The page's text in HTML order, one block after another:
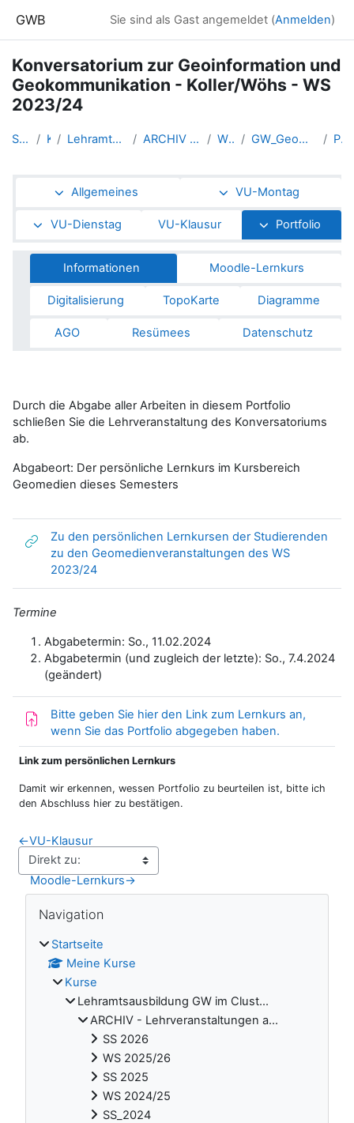
GWB Sie sind als Gast angemeldet (Anmelden)
Konversatorium zur Geoinformation und
Geokommunikation - Koller/Wöhs - WS
2023/24
Startseite Kurse Lehramtsausbildung GW im Clust... ARCHIV - Lehrveranstaltungen a... WS_2023/24 GW_Geomedien_KOGeoinformation_... Portfolio
Abschnittsübersicht
Allgemeines VU-Montag
VU-Dienstag VU-Klausur Portfolio
Informationen Moodle-Lernkurs
Digitalisierung TopoKarte Diagramme
AGO Resümees Datenschutz
Durch die Abgabe aller Arbeiten in diesem Portfolio
schließen Sie die Lehrveranstaltung des Konversatoriums
ab.
Abgabeort: Der persönliche Lernkurs im Kursbereich
Geomedien dieses Semesters
Zu den persönlichen Lernkursen der Studierenden
zu den Geomedienveranstaltungen des WS
2023/24Link/URL
Termine
Abgabetermin: So., 11.02.2024
Abgabetermin (und zugleich der letzte): So., 7.4.2024
(geändert)
Bitte geben Sie hier den Link zum Lernkurs an,
wenn Sie das Portfolio abgegeben haben.
Link zum persönlichen Lernkurs
Damit wir erkennen, wessen Portfolio zu beurteilen ist, bitte ich
den Abschluss hier zu bestätigen.
←VU-Klausur
→
Moodle-Lernkurs
Blöcke
Navigation
Startseite
Meine Kurse
Kurse
Lehramtsausbildung GW im Clust...
ARCHIV - Lehrveranstaltungen a...
SS 2026
WS 2025/26
SS 2025
WS 2024/25
SS_2024